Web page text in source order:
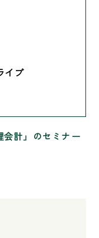
イブ
会計」のセミナー